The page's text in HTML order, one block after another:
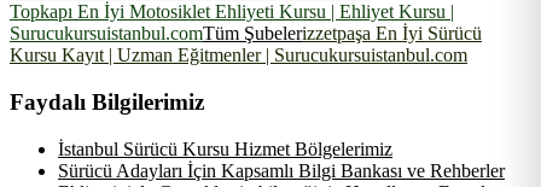
Topkapı En İyi Motosiklet Ehliyeti Kursu | Ehliyet Kursu |
Surucukursuistanbul.comTüm Şubelerizzetpaşa En İyi Sürücü
Kursu Kayıt | Uzman Eğitmenler | Surucukursuistanbul.com
Faydalı Bilgilerimiz
İstanbul Sürücü Kursu Hizmet Bölgelerimiz
Sürücü Adayları İçin Kapsamlı Bilgi Bankası ve Rehberler